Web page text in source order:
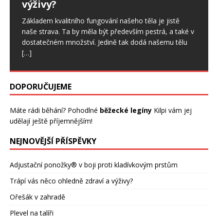
výživy?
Základem kvalitního fungování našeho těla je jistě
naše strava. Ta by měla být především pestrá, a také v
dostatečném množství. Jedině tak dodá našemu tělu
[…]
Statné ořešáky jsou dnes v zahradách vidět jen málo.
To by se však mohlo změnit, neboť nově vyšlechtěné
odrůdy plodí časně a daří se jim[…]
DOPORUČUJEME
Máte rádi běhání? Pohodlné běžecké legíny Kilpi vám jej
udělají ještě příjemnějším!
NEJNOVĚJŠÍ PŘÍSPĚVKY
Adjustační ponožky® v boji proti kladívkovým prstům
Trápí vás něco ohledně zdraví a výživy?
Ořešák v zahradě
Plevel na talíři